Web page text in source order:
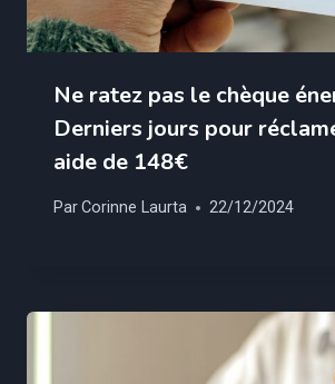
Ne ratez pas le chèque
Derniers jours pour
aide de 148€
ParCorinne Laurta 22/12/2024